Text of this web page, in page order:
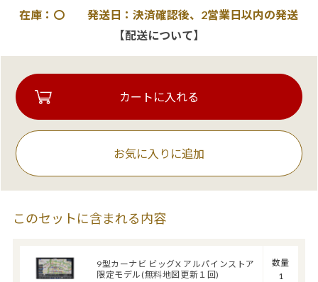
在庫：〇 発送日：決済確認後、2営業日以内の発送
【配送について】
お気に入りに追加
このセットに含まれる内容
9型カーナビ ビッグX アルパインストア
限定モデル(無料地図更新１回)
数量
1